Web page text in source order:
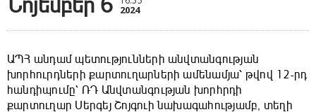
Նոյեմբեր 6 2024
ԱՊՀ անդամ պետությունների անվտանգության
խորհուրդների քարտուղարների ամենամյա՝ թվով 12-րդ
հանդիպումը՝ ՌԴ Անվտանգության խորհրդի
քարտուղար Սերգեյ Շոյգուի նախագահությամբ, տեղի